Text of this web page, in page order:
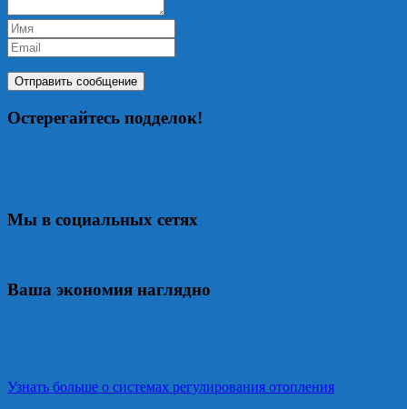
Остерегайтесь подделок!
Мы в социальных сетях
Ваша экономия наглядно
Узнать больше о системах регулирования отопления